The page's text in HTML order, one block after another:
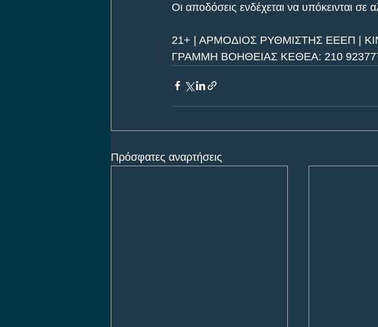
Οι αποδόσεις ενδέχεται να υπόκεινται
21+ | ΑΡΜΟΔΙΟΣ ΡΥΘΜΙΣΤΗΣ ΕΕΕΠ |
ΓΡΑΜΜΗ ΒΟΗΘΕΙΑΣ ΚΕΘΕΑ: 210
Πρόσφατες αναρτήσεις